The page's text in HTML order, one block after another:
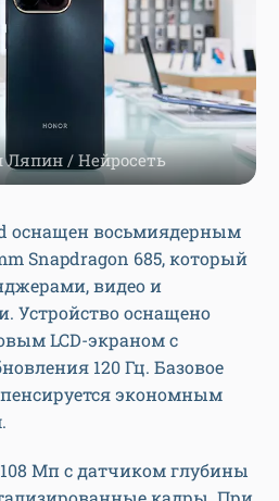
Ляпин / Нейросеть
оснащен восьмиядерным
Snapdragon 685, который
видео и
Устройство оснащено
LCD-экраном с
120 Гц. Базовое
экономным
Мп с датчиком глубины